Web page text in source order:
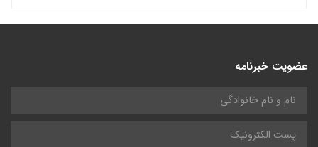
عضویت خبرنامه